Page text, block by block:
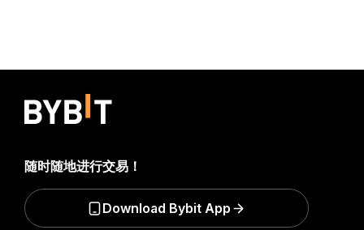
随时随地进行交易！
Download Bybit App